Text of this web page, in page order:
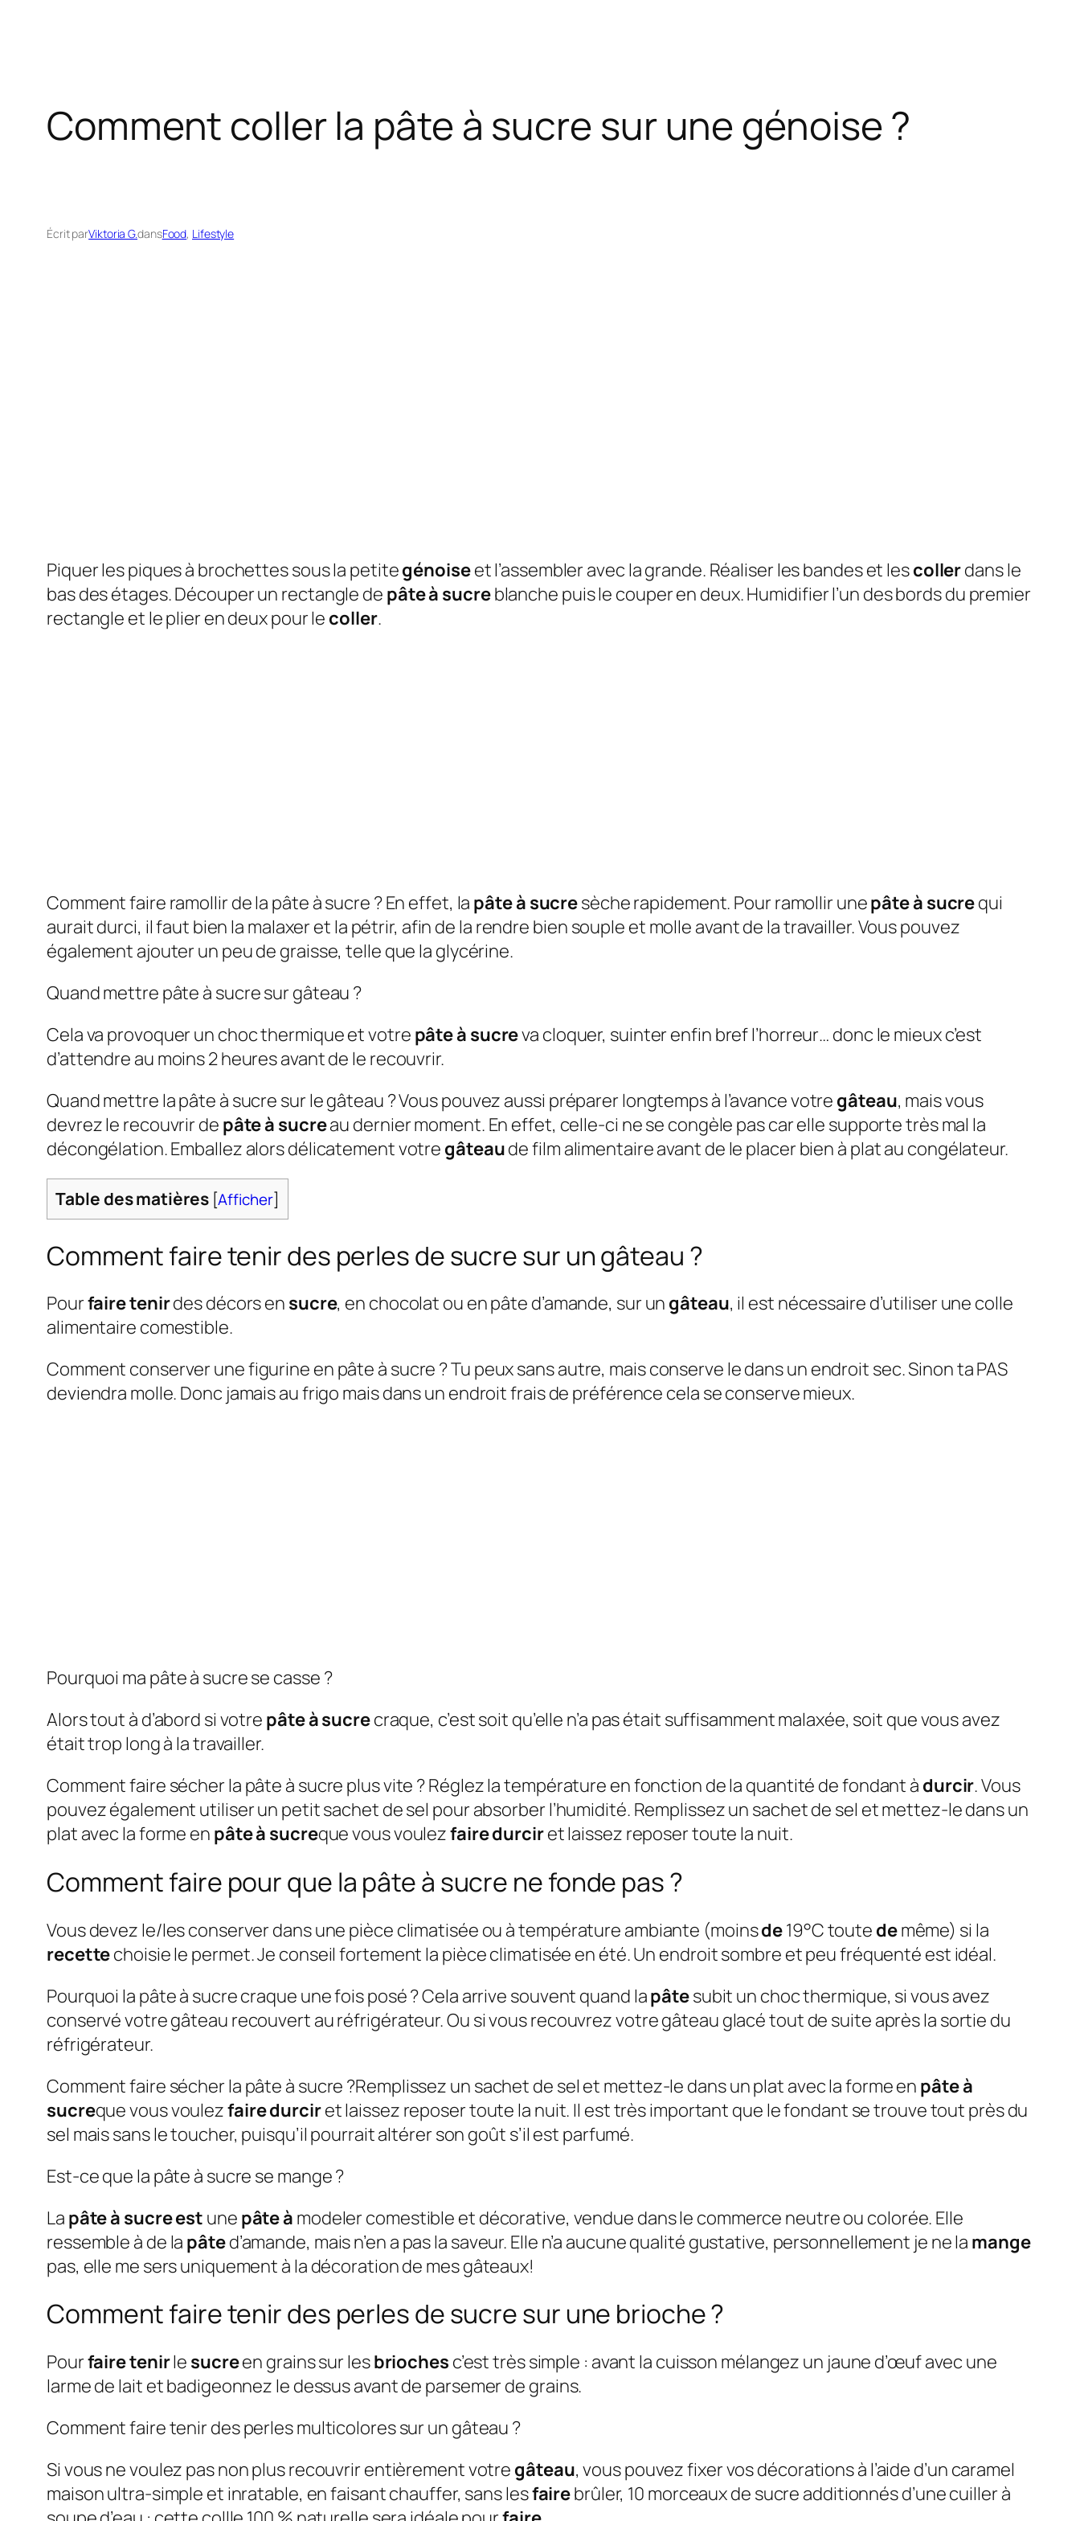
Comment coller la pâte à sucre sur une génoise ?
Écrit parViktoria G.dansFood, Lifestyle
Piquer les piques à brochettes sous la petitegénoiseet l’assembler avec la grande. Réaliser les bandes et lescollerdans le
bas des étages. Découper un rectangle de pâte à sucreblanche puis le couper en deux. Humidifier l’un des bords du premier
rectangle et le plier en deux pour le coller.
Comment faire ramollir de la pâte à sucre ? En effet, la pâte à sucresèche rapidement. Pour ramollir unepâte à sucrequi
aurait durci, il faut bien la malaxer et la pétrir, afin de la rendre bien souple et molle avant de la travailler. Vous pouvez
également ajouter un peu de graisse, telle que la glycérine.
Quand mettre pâte à sucre sur gâteau ?
Cela va provoquer un choc thermique et votre pâte à sucreva cloquer, suinter enfin bref l’horreur… donc le mieux c’est
d’attendre au moins 2 heures avant de le recouvrir.
Quand mettre la pâte à sucre sur le gâteau ? Vous pouvez aussi préparer longtemps à l’avance votre gâteau, mais vous
devrez le recouvrir de pâte à sucreau dernier moment. En effet, celle-ci ne se congèle pas car elle supporte très mal la
décongélation. Emballez alors délicatement votre gâteaude film alimentaire avant de le placer bien à plat au congélateur.
Table des matières [Afficher]
Comment faire tenir des perles de sucre sur un gâteau ?
Pourfaire tenirdes décors en sucre, en chocolat ou en pâte d’amande, sur un gâteau, il est nécessaire d’utiliser une colle
alimentaire comestible.
Comment conserver une figurine en pâte à sucre ? Tu peux sans autre, mais conserve le dans un endroit sec. Sinon ta PAS
deviendra molle. Donc jamais au frigo mais dans un endroit frais de préférence cela se conserve mieux.
Pourquoi ma pâte à sucre se casse ?
Alors tout à d’abord si votre pâte à sucrecraque, c’est soit qu’elle n’a pas était suffisamment malaxée, soit que vous avez
était trop long à la travailler.
Comment faire sécher la pâte à sucre plus vite ? Réglez la température en fonction de la quantité de fondant à durcir. Vous
pouvez également utiliser un petit sachet de sel pour absorber l’humidité. Remplissez un sachet de sel et mettez-le dans un
plat avec la forme en pâte à sucreque vous voulezfaire durciret laissez reposer toute la nuit.
Comment faire pour que la pâte à sucre ne fonde pas ?
Vous devez le/les conserver dans une pièce climatisée ou à température ambiante (moinsde19°C toute demême) si la
recettechoisie le permet. Je conseil fortement la pièce climatisée en été. Un endroit sombre et peu fréquenté est idéal.
Pourquoi la pâte à sucre craque une fois posé ? Cela arrive souvent quand lapâtesubit un choc thermique, si vous avez
conservé votre gâteau recouvert au réfrigérateur. Ou si vous recouvrez votre gâteau glacé tout de suite après la sortie du
réfrigérateur.
Comment faire sécher la pâte à sucre ?Remplissez un sachet de sel et mettez-le dans un plat avec la forme en pâte à
sucreque vous voulezfaire durciret laissez reposer toute la nuit. Il est très important que le fondant se trouve tout près du
sel mais sans le toucher, puisqu’il pourrait altérer son goût s’il est parfumé.
Est-ce que la pâte à sucre se mange ?
La pâte à sucre est une pâte à modeler comestible et décorative, vendue dans le commerce neutre ou colorée. Elle
ressemble à de la pâted’amande, mais n’en a pas la saveur. Elle n’a aucune qualité gustative, personnellement je ne la mange
pas, elle me sers uniquement à la décoration de mes gâteaux!
Comment faire tenir des perles de sucre sur une brioche ?
Pourfaire tenirle sucreen grains sur lesbrioches c’est très simple : avant la cuisson mélangez un jaune d’œuf avec une
larme de lait et badigeonnez le dessus avant de parsemer de grains.
Comment faire tenir des perles multicolores sur un gâteau ?
Si vous ne voulez pas non plus recouvrir entièrement votre gâteau, vous pouvez fixer vos décorations à l’aide d’un caramel
maison ultra-simple et inratable, en faisant chauffer, sans lesfairebrûler, 10 morceaux de sucre additionnés d’une cuiller à